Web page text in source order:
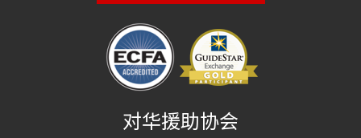
对华援助协会